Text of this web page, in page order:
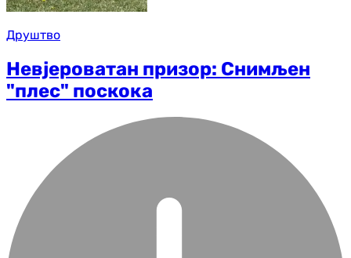
Друштво
Невјероватан призор: Снимљен
"плес" поскока